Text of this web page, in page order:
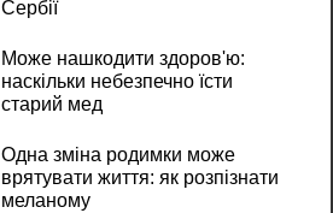
Сербії
Може нашкодити здоров'ю:
наскільки небезпечно їсти
старий мед
Одна зміна родимки може
врятувати життя: як розпізнати
меланому